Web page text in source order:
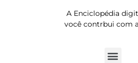
A Enciclopédia
você contrbui com